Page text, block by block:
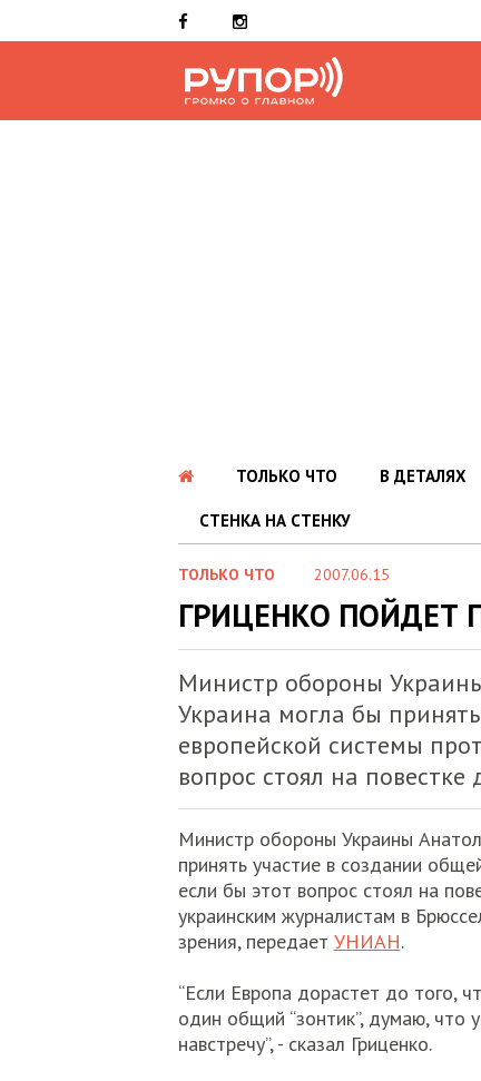
ТОЛЬКО ЧТО В ДЕТАЛЯХ
СТЕНКА НА СТЕНКУ
ТОЛЬКО ЧТО 2007.06.15
ГРИЦЕНКО ПОЙДЕТ
Министр обороны
Украина могла бы
европейской системы
вопрос стоял на повестке
Министр обороны Украины
принять участие в создании
если бы этот вопрос стоял на
украинским журналистам в
зрения, передает УНИАН.
“Если Европа дорастет до того,
один общий “зонтик”, думаю, что
навстречу”, - сказал Гриценко.